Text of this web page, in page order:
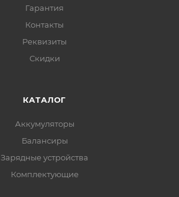
Гарантия
Контакты
Реквизиты
Скидки
КАТАЛОГ
Аккумуляторы
Балансиры
Зарядные устройства
Комплектующие